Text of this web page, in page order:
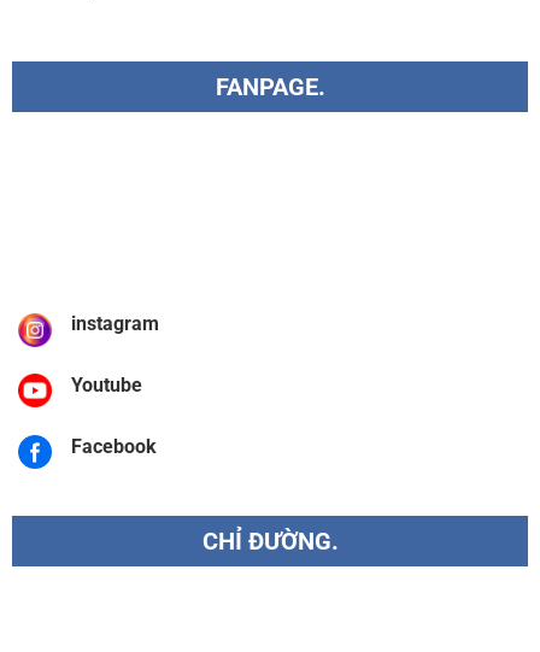
FANPAGE.
instagram
Youtube
Facebook
CHỈ ĐƯỜNG.